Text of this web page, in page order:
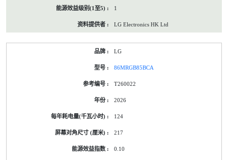
1
LG Electronics HK Ltd
LG
86MRGB85BCA
T260022
2026
124
217
0.10